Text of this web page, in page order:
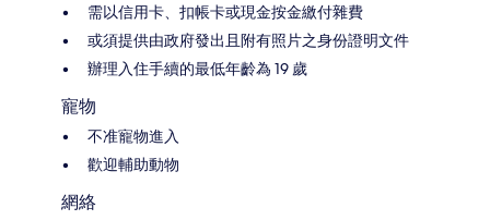
需以信用卡、扣帳卡或現金按金繳付雜費
或須提供由政府發出且附有照片之身份證明文件
辦理入住手續的最低年齡為 19 歲
寵物
不准寵物進入
歡迎輔助動物
網絡